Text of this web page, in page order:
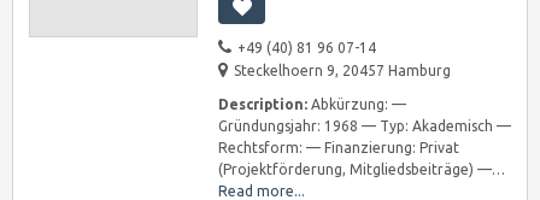
+49 (40) 81 96 07-14
Steckelhoern 9, 20457 Hamburg
Description: Abkürzung: —
Gründungsjahr: 1968 — Typ: Akademisch —
Rechtsform: — Finanzierung: Privat
(Projektförderung, Mitgliedsbeiträge) —…
Read more...